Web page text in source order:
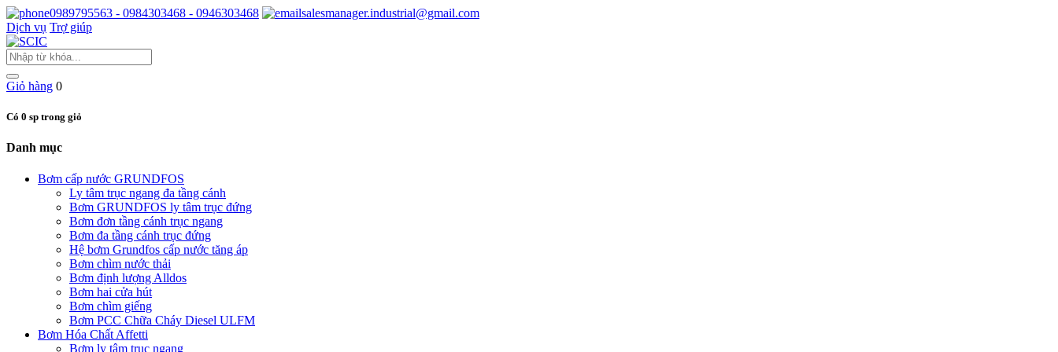
0989795563 - 0984303468 - 0946303468
salesmanager.industrial@gmail.com
Dịch vụ Trợ giúp
Giỏ hàng 0
Có 0 sp trong giỏ
Danh mục
Bơm cấp nước GRUNDFOS
Ly tâm trục ngang đa tầng cánh
Bơm GRUNDFOS ly tâm trục đứng
Bơm đơn tầng cánh trục ngang
Bơm đa tầng cánh trục đứng
Hệ bơm Grundfos cấp nước tăng áp
Bơm chìm nước thải
Bơm định lượng Alldos
Bơm hai cửa hút
Bơm chìm giếng
Bơm PCC Chữa Cháy Diesel ULFM
Bơm Hóa Chất Affetti
Bơm ly tâm trục ngang